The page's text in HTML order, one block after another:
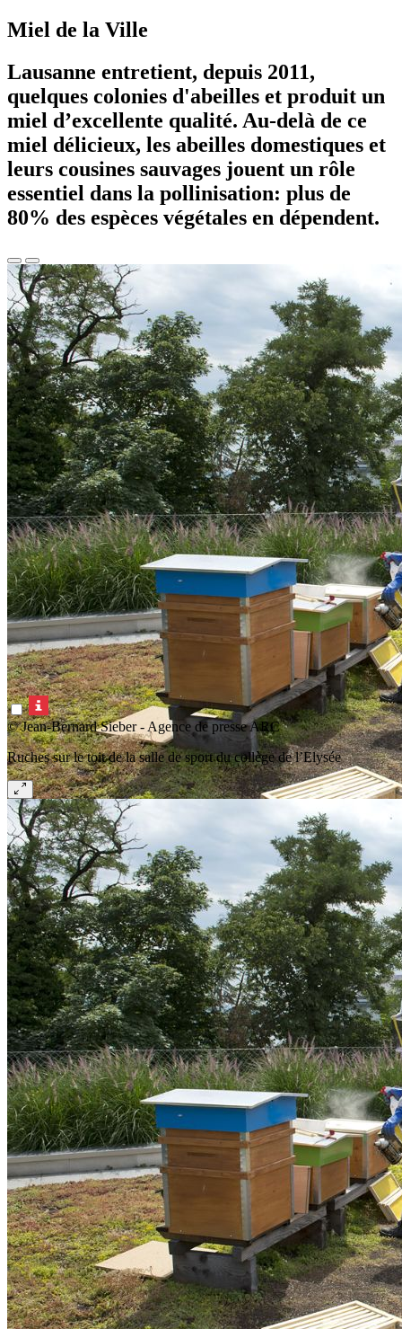
Miel de la Ville
Lausanne entretient, depuis 2011,
quelques colonies d'abeilles et produit un
miel d’excellente qualité. Au-delà de ce
miel délicieux, les abeilles domestiques et
leurs cousines sauvages jouent un rôle
essentiel dans la pollinisation: plus de
80% des espèces végétales en dépendent.
© Jean-Bernard Sieber - Agence de presse ARC
Ruches sur le toit de la salle de sport du collège de l’Elysée